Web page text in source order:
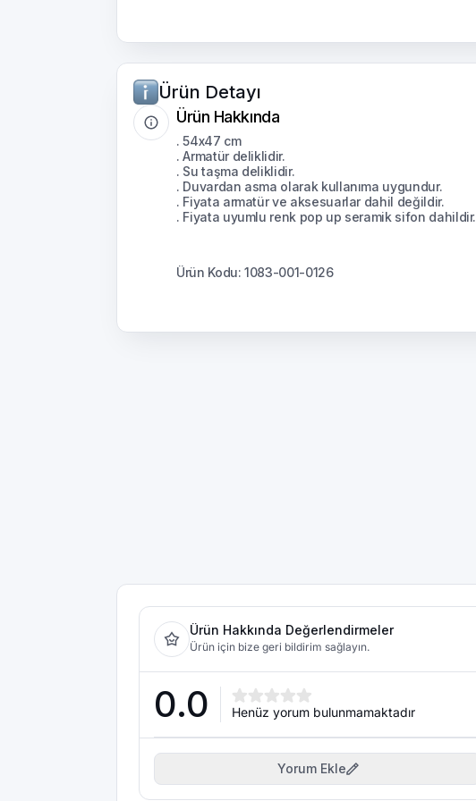
Ürün Detayı
Ürün Hakkında
. 54x47 cm
. Armatür deliklidir.
. Su taşma deliklidir.
. Duvardan asma olarak kullanıma uygundur.
. Fiyata armatür ve aksesuarlar dahil değildir.
. Fiyata uyumlu renk pop up seramik sifon dahildir.
Ürün Kodu: 1083-001-0126
Ürün Hakkında Değerlendirmeler
Ürün için bize geri bildirim sağlayın.
0.0 Henüz yorum bulunmamaktadır
Yorum Ekle